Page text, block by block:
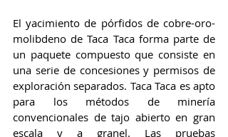
El yacimiento de pórfidos de cobre-oro-
molibdeno de Taca Taca forma parte de
un paquete compuesto que consiste en
una serie de concesiones y permisos de
exploración separados. Taca Taca es apto
para los métodos de minería
convencionales de tajo abierto en gran
escala y a granel. Las pruebas